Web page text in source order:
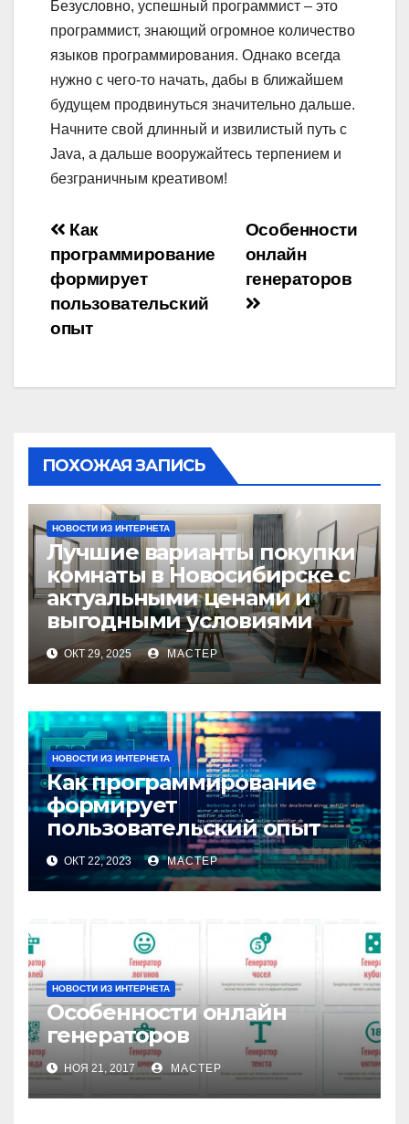
Безусловно, успешный программист – это
программист, знающий огромное количество
языков программирования. Однако всегда
нужно с чего-то начать, дабы в ближайшем
будущем продвинуться значительно дальше.
Начните свой длинный и извилистый путь с
Java, а дальше вооружайтесь терпением и
безграничным креативом!
Навигация
по
записям
Особенности
онлайн
генераторов
Как
программирование
формирует
пользовательский
опыт
ПОХОЖАЯ ЗАПИСЬ
НОВОСТИ ИЗ ИНТЕРНЕТА
Лучшие варианты покупки
комнаты в Новосибирске с
актуальными ценами и
выгодными условиями
ОКТ 29, 2025 МАСТЕР
НОВОСТИ ИЗ ИНТЕРНЕТА
Как программирование
формирует
пользовательский опыт
ОКТ 22, 2023 МАСТЕР
НОВОСТИ ИЗ ИНТЕРНЕТА
Особенности онлайн
генераторов
НОЯ 21, 2017 МАСТЕР